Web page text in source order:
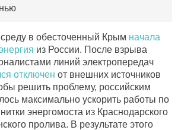
в обесточенный Крым начала
из России. После взрыва
линий электропередач
отключен от внешних источников
решить проблему, российским
максимально ускорить работы по
энергомоста из Краснодарского
пролива. В результате этого